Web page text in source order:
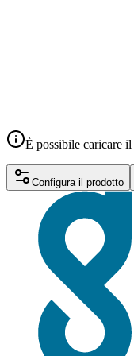
È possibile caricare
Configura il prodotto